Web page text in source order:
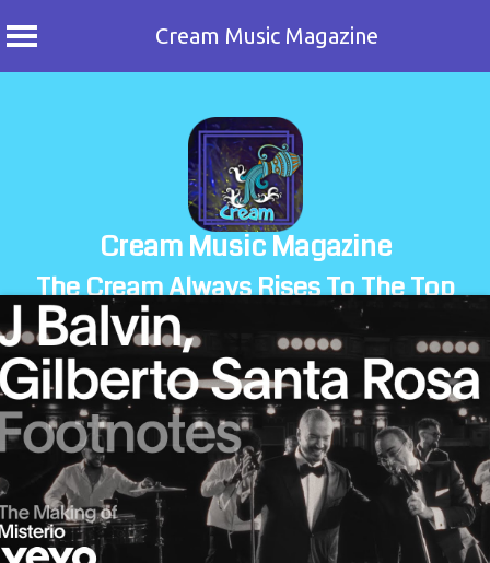
Cream Music Magazine
Cream Music Magazine
The Cream Always Rises To The Top